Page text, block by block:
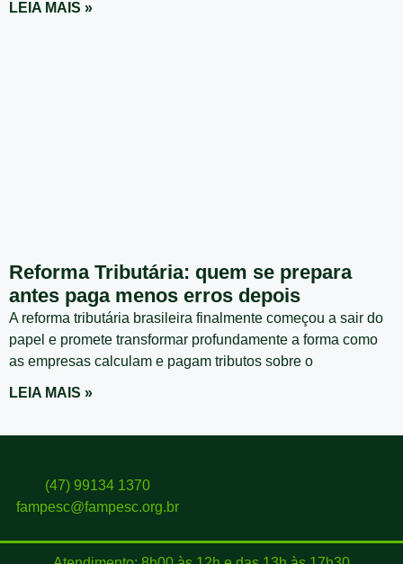
LEIA MAIS »
Reforma Tributária: quem se prepara
antes paga menos erros depois
A reforma tributária brasileira finalmente começou a sair do
papel e promete transformar profundamente a forma como
as empresas calculam e pagam tributos sobre o
LEIA MAIS »
(47) 99134 1370
fampesc@fampesc.org.br